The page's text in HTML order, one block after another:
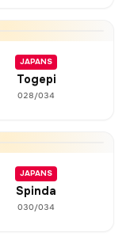
JAPANS
Togepi
028/034
JAPANS
Spinda
030/034